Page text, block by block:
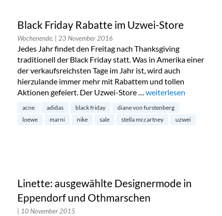
Black Friday Rabatte im Uzwei-Store
Wochenende, | 23 November 2016
Jedes Jahr findet den Freitag nach Thanksgiving
traditionell der Black Friday statt. Was in Amerika einer
der verkaufsreichsten Tage im Jahr ist, wird auch
hierzulande immer mehr mit Rabattem und tollen
Aktionen gefeiert. Der Uzwei-Store … „Black Friday Rabatte
weiterlesen
acne adidas black friday
diane von furstenberg
loewe
marni nike sale stella mccartney uzwei
Linette: ausgewählte Designermode in
Eppendorf und Othmarschen
| 10 November 2015